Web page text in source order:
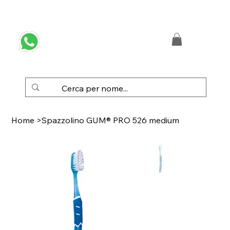
Home >Spazzolino GUM® PRO 526 medium